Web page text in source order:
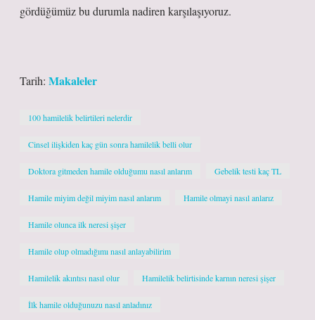
gördüğümüz bu durumla nadiren karşılaşıyoruz.
Tarih: Makaleler
100 hamilelik belirtileri nelerdir
Cinsel ilişkiden kaç gün sonra hamilelik belli olur
Doktora gitmeden hamile olduğumu nasıl anlarım Gebelik testi kaç TL
Hamile miyim değil miyim nasıl anlarım Hamile olmayi nasıl anlarız
Hamile olunca ilk neresi şişer
Hamile olup olmadığımı nasıl anlayabilirim
Hamilelik akıntısı nasıl olur Hamilelik belirtisinde karnın neresi şişer
İlk hamile olduğunuzu nasıl anladınız